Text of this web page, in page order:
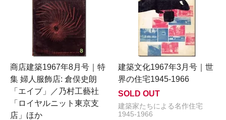
商店建築1967年8月号｜特
集 婦人服飾店: 倉俣史朗
「エイブ」／乃村工藝社
「ロイヤルニット東京支
店」ほか
建築文化1967年3月号｜世
界の住宅1945-1966
SOLD OUT
建築家たちによる名作住宅
1945-1966